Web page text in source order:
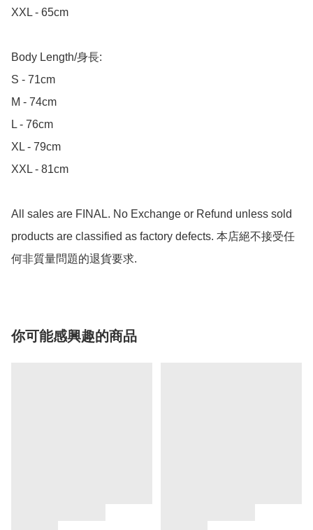
XXL - 65cm
Body Length/身長:
S - 71cm
M - 74cm
L - 76cm
XL - 79cm
XXL - 81cm
All sales are FINAL. No Exchange or Refund unless sold
products are classified as factory defects. 本店絕不接受任
何非質量問題的退貨要求.
你可能感興趣的商品